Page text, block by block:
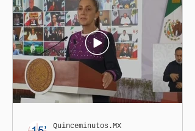
semestre de 2026, gracias
al modelo de los Centros
LIBRE (Libertad, Igualdad,
Bienestar, Redes,
Emancipación)–Casas Carmen
Serdán, que descentraliza
la justicia. En rueda de
Alejandro Armenta Mier
Quinceminutos.MX